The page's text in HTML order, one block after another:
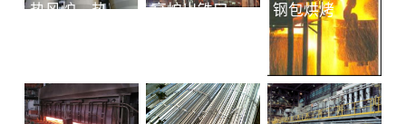
热风炉、热风总管 高炉出铁口铁水连续测温 钢包烘烤